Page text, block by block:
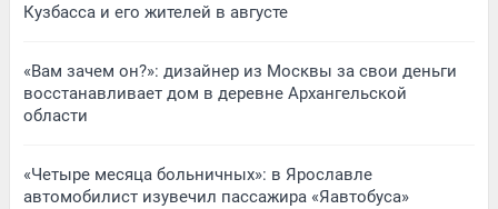
Кузбасса и его жителей в августе
«Вам зачем он?»: дизайнер из Москвы за свои деньги
восстанавливает дом в деревне Архангельской
области
«Четыре месяца больничных»: в Ярославле
автомобилист изувечил пассажира «Яавтобуса»